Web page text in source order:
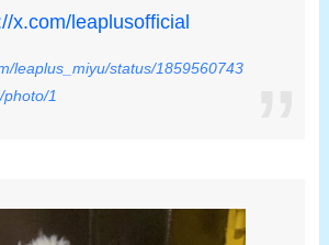
x.com/leaplusofficial
leaplus_miyu/status/1859560743
photo/1